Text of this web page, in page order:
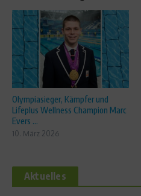
Olympiasieger, Kämpfer und
Lifeplus Wellness Champion Marc
Evers ...
10. März 2026
Aktuelles